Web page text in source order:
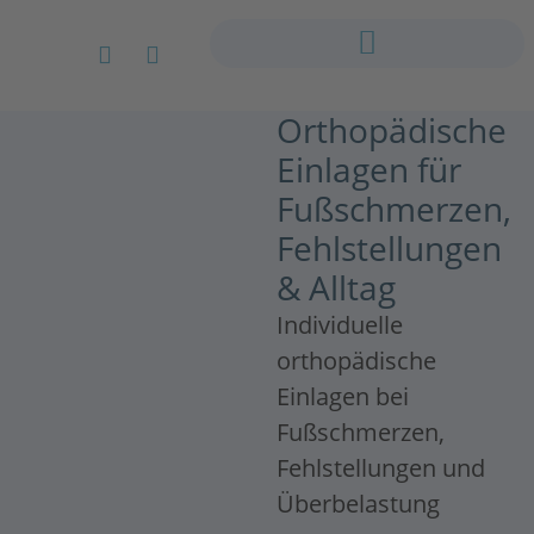
Orthopädische
Einlagen für
Fußschmerzen,
Fehlstellungen
& Alltag
Individuelle
orthopädische
Einlagen bei
Fußschmerzen,
Fehlstellungen und
Überbelastung